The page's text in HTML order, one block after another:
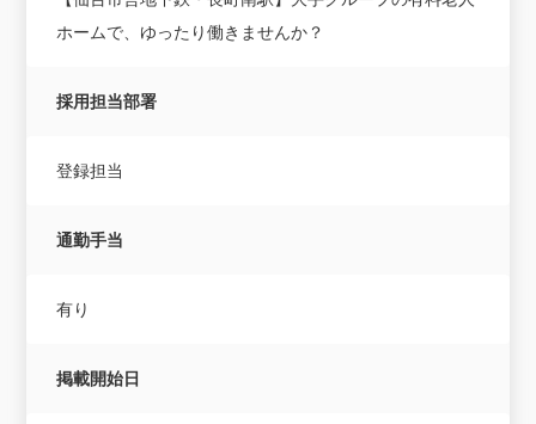
ホームで、ゆったり働きませんか？
採用担当部署
登録担当
通勤手当
有り
掲載開始日